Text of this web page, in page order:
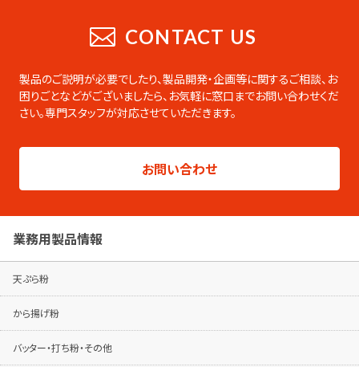
業務用総合カタログ
です。PDFのダウンロードやページの印刷な
ども可能です。
製品シリーズ毎のパンフレットは専用ページ
でご覧ください。
パンフレットはこちらから
CONTACT US
製品のご説明が必要でしたり、製品開発・企画等に関するご相談、お
困りごとなどがございましたら、 お気軽に窓口までお問い合わせくだ
さい。専門スタッフが対応させていただきます。
お問い合わせ
業務用製品情報
天ぷら粉
から揚げ粉
バッター・打ち粉・その他